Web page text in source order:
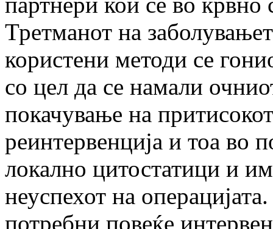
Третманот на
користени методи се
со цел да се намали
покачување на
реинтервенција и тоа во
локално цитостатици и
неуспехот на
потребни повеќе